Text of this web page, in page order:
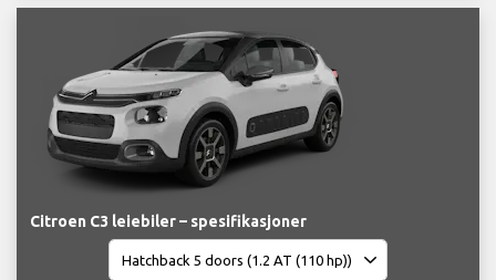
Citroen C3 leiebiler – spesifikasjoner